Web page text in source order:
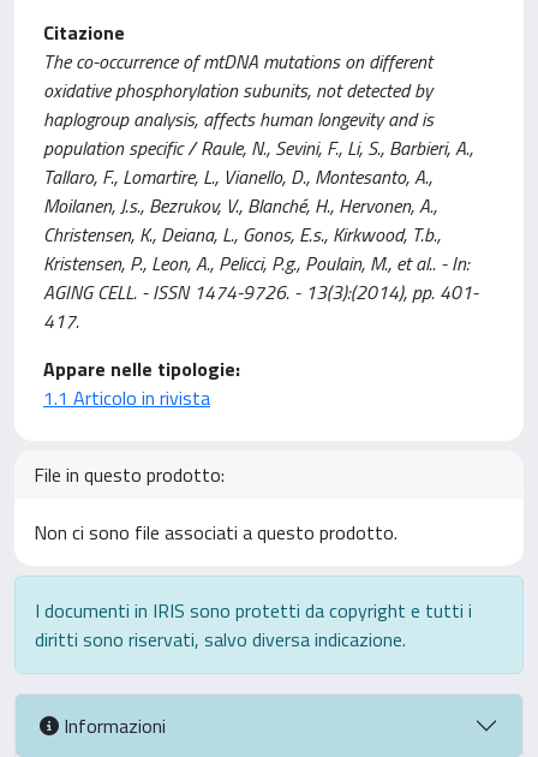
Citazione
The co-occurrence of mtDNA mutations on different
oxidative phosphorylation subunits, not detected by
haplogroup analysis, affects human longevity and is
population specific / Raule, N., Sevini, F., Li, S., Barbieri, A.,
Tallaro, F., Lomartire, L., Vianello, D., Montesanto, A.,
Moilanen, J.s., Bezrukov, V., Blanché, H., Hervonen, A.,
Christensen, K., Deiana, L., Gonos, E.s., Kirkwood, T.b.,
Kristensen, P., Leon, A., Pelicci, P.g., Poulain, M., et al.. - In:
AGING CELL. - ISSN 1474-9726. - 13(3):(2014), pp. 401-
417.
Appare nelle tipologie:
1.1 Articolo in rivista
File in questo prodotto:
Non ci sono file associati a questo prodotto.
I documenti in IRIS sono protetti da copyright e tutti i
diritti sono riservati, salvo diversa indicazione.
Informazioni